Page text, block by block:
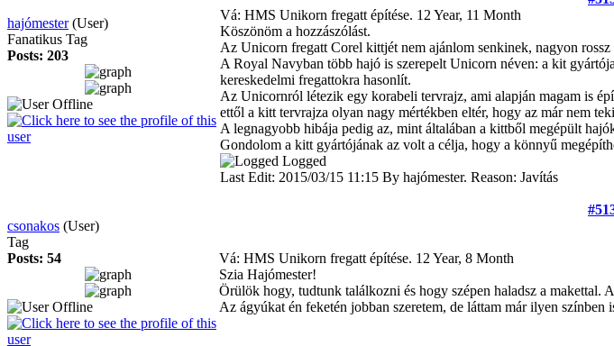
hajómester (User)
Fanatikus Tag
Posts: 203
Vá: HMS Unikorn fregatt építése. 12 Year, 11 Month
Köszönöm a hozzászólást.
Az Unicorn fregatt Corel kittjét nem ajánlom senkinek, nagyon rossz
A Royal Navyban több hajó is szerepelt Unicorn néven: a kit
kereskedelmi fregattokra hasonlít.
Az Unicornról létezik egy korabeli tervrajz, ami alapján magam is
ettől a kitt tervrajza olyan nagy mértékben eltér, hogy az már nem
A legnagyobb hibája pedig az, mint általában a kittből megépült
Gondolom a kitt gyártójának az volt a célja, hogy a könnyű
Logged
Last Edit: 2015/03/15 11:15 By hajómester. Reason: Javítás
csonakos (User)
Tag
Posts: 54
Vá: HMS Unikorn fregatt építése. 12 Year, 8 Month
Szia Hajómester!
Örülök hogy, tudtunk találkozni és hogy szépen haladsz a makettal.
Az ágyúkat én feketén jobban szeretem, de láttam már ilyen színben